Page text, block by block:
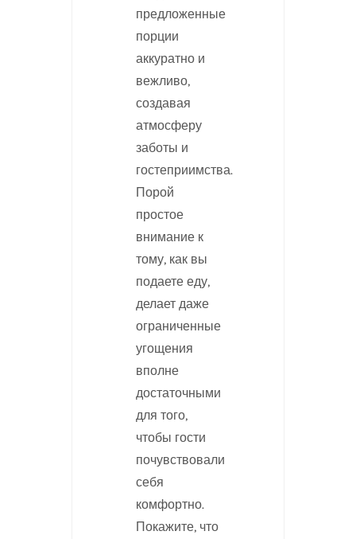
предложенные
порции
аккуратно и
вежливо,
создавая
атмосферу
заботы и
гостеприимства.
Порой
простое
внимание к
тому, как вы
подаете еду,
делает даже
ограниченные
угощения
вполне
достаточными
для того,
чтобы гости
почувствовали
себя
комфортно.
Покажите, что